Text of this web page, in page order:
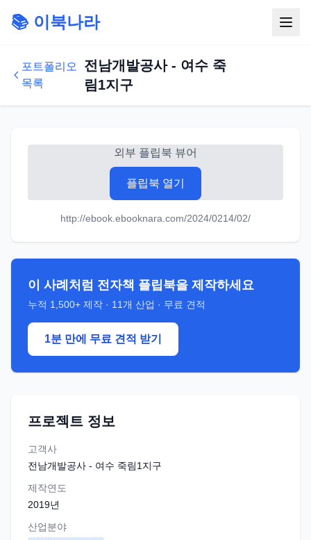
📚 이북나라
포트폴리오
목록
전남개발공사 - 여수 죽
림1지구
외부 플립북 뷰어
플립북 열기
http://ebook.ebooknara.com/2024/0214/02/
이 사례처럼 전자책 플립북을 제작하세요
누적 1,500+ 제작 · 11 개 산업 · 무료 견적
1분 만에 무료 견적 받기
프로젝트 정보
고객사
전남개발공사 - 여수 죽림1지구
제작연도
2019년
산업분야